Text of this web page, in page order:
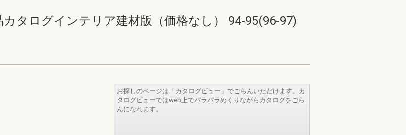
タログインテリア建材版（価格なし） 94-95(96-97)
お探しのページは「カタログビュー」でごらんいただけます。カ
タログビューではweb上でパラパラめくりながらカタログをごら
んになれます。